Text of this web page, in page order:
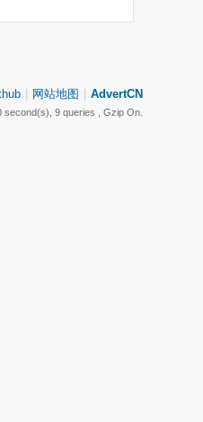
网站地图 AdvertCN
second(s), 9 queries , Gzip On.